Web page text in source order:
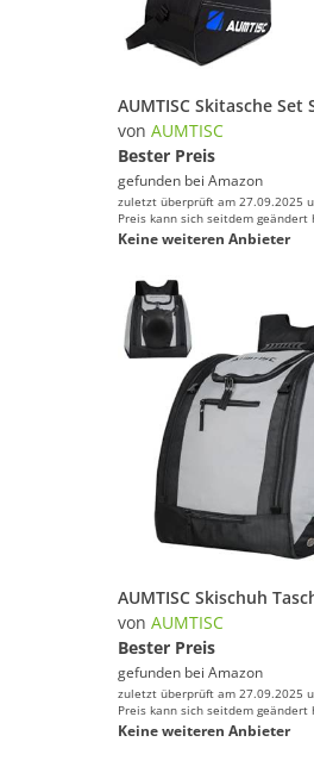
von AUMTISC
Bester Preis
gefunden bei Amazon
zuletzt überprüft am 27.09.2025
Preis kann sich seitdem geändert
Keine weiteren Anbieter
von AUMTISC
Bester Preis
gefunden bei Amazon
zuletzt überprüft am 27.09.2025
Preis kann sich seitdem geändert
Keine weiteren Anbieter